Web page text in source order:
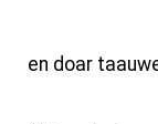
en doar